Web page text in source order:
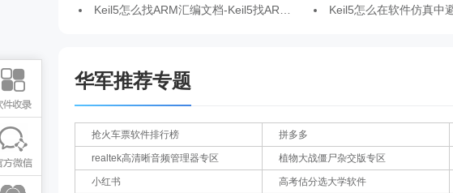
Keil5怎么找ARM汇编文档-Keil5找ARM汇编文档的方法 Keil5怎么在软件仿真中避免error 65-Keil5在软
华军推荐专题
抢火车票软件排行榜 拼多多
realtek高清晰音频管理器专区 植物大战僵尸杂交版专区
小红书 高考估分选大学软件